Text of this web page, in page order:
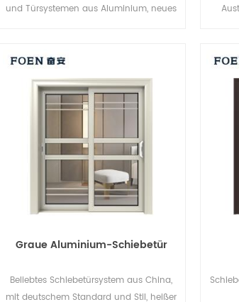
und Türsystemen aus Aluminium, neues
Graue Aluminium-Schiebetür
Beliebtes Schiebetürsystem aus China,
mit deutschem Standard und Stil, heißer